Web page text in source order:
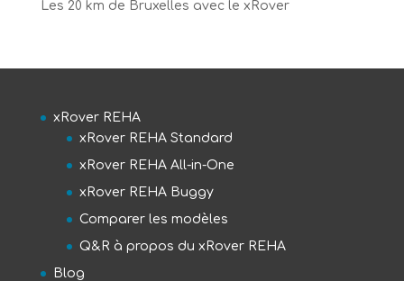
Les 20 km de Bruxelles avec le xRover
xRover REHA
xRover REHA Standard
xRover REHA All-in-One
xRover REHA Buggy
Comparer les modèles
Q&R à propos du xRover REHA
Blog